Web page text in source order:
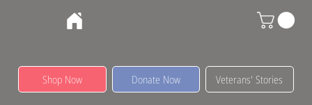
Shop Now Donate Now Veterans' Stories